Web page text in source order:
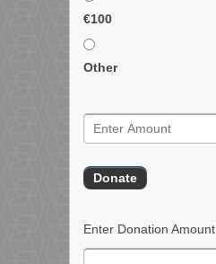
€100
Other
Enter Donation Amount